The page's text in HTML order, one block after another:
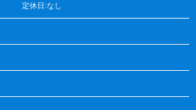
定休日:なし